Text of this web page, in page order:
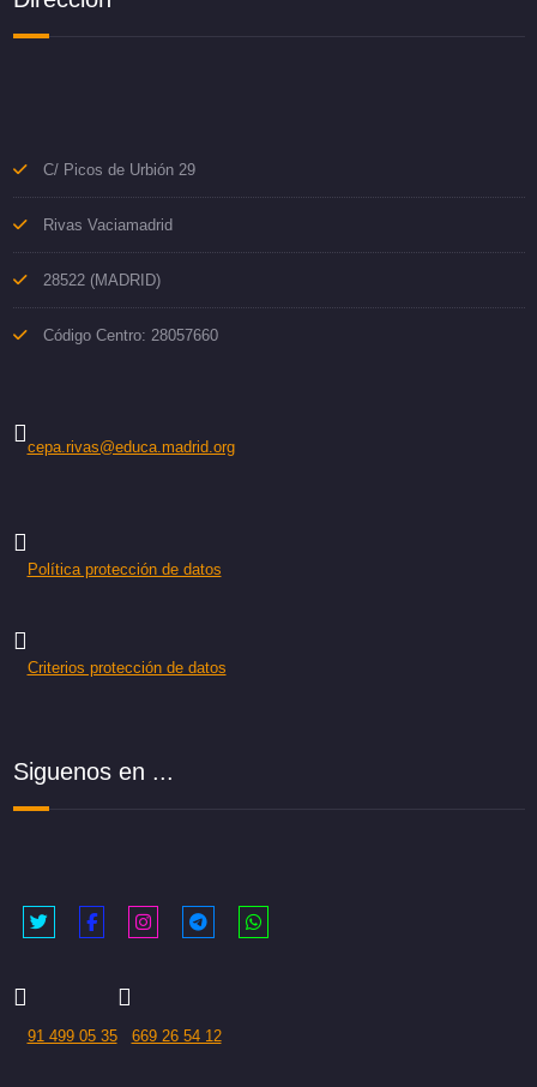
C/ Picos de Urbión 29
Rivas Vaciamadrid
28522 (MADRID)
Código Centro: 28057660
cepa.rivas@educa.madrid.org
Política protección de datos
Criterios protección de datos
Siguenos en ...
91 499 05 35 669 26 54 12